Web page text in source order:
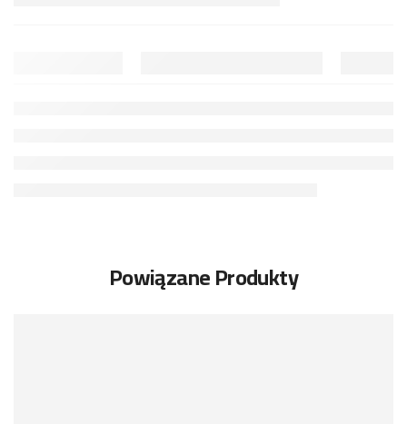
Powiązane Produkty